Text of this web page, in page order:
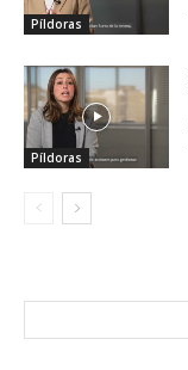
Píldoras
Píldoras